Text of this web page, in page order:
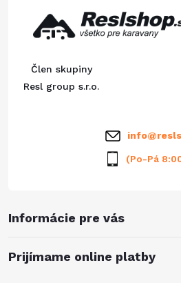
y
v
Informácie pre vás
Člen skupiny
Resl group s.r.o.
info@
(Po-Pá
Prijímame online platby